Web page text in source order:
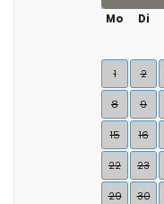
Mo
Di
1 2
8 9
15 16
22 23
29 30